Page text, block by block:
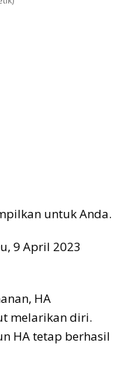
untuk Anda.
9 April 2023
HA
melarikan diri.
HA tetap berhasil